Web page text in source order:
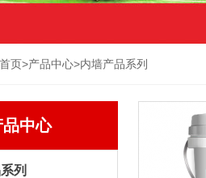
首页>产品中心>内墙产品系列
品中心
列